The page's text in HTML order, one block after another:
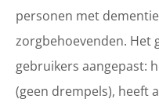
personen met
zorgbehoevenden. Het
gebruikers aangepast:
(geen drempels), heeft